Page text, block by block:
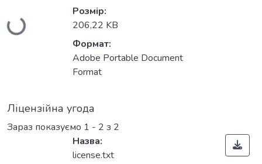
Вантажиться...
Розмір:
206,22 KB
Формат:
Adobe Portable Document
Format
Ліцензійна угода
Зараз показуємо 1 - 2 з 2
Назва:
license.txt